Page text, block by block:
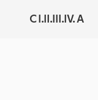
C I.II.III.IV. A